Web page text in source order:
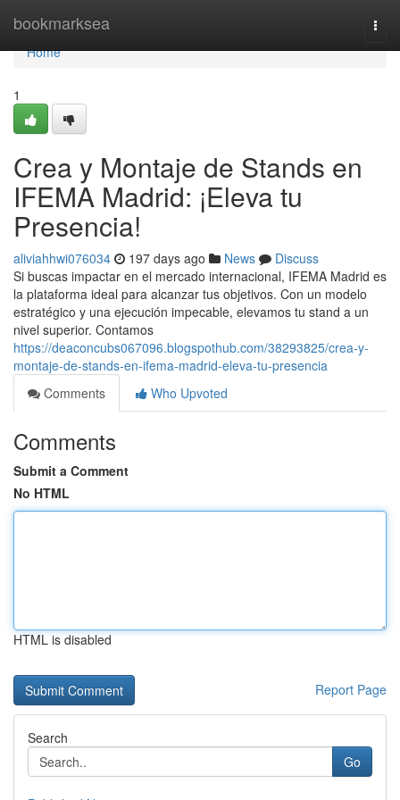
bookmarksea
Home
Home
1
Crea y Montaje de Stands en
IFEMA Madrid: ¡Eleva tu
Presencia!
aliviahhwi076034 197 days ago News
Discuss
Si buscas impactar en el mercado internacional, IFEMA Madrid es
la plataforma ideal para alcanzar tus objetivos. Con un modelo
estratégico y una ejecución impecable, elevamos tu stand a un
nivel superior. Contamos
https://deaconcubs067096.blogspothub.com/38293825/crea-y-
montaje-de-stands-en-ifema-madrid-eleva-tu-presencia
Comments
Who Upvoted
Comments
Submit a Comment
No HTML
HTML is disabled
Report Page
Search
Go